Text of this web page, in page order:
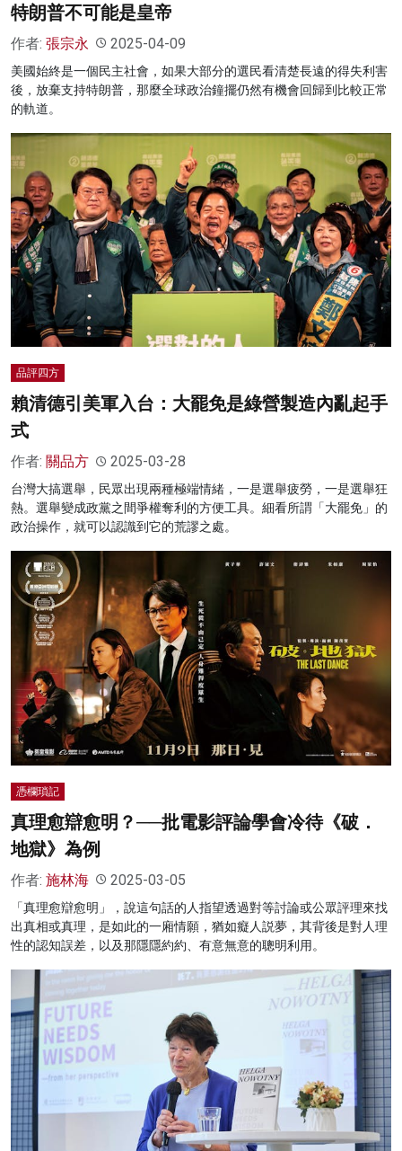
特朗普不可能是皇帝
作者: 張宗永 2025-04-09
美國始終是一個民主社會，如果大部分的選民看清楚長遠的得失利害
後，放棄支持特朗普，那麼全球政治鐘擺仍然有機會回歸到比較正常
的軌道。
品評四方
賴清德引美軍入台：大罷免是綠營製造內亂起手
式
作者: 關品方 2025-03-28
台灣大搞選舉，民眾出現兩種極端情緒，一是選舉疲勞，一是選舉狂
熱。選舉變成政黨之間爭權奪利的方便工具。細看所謂「大罷免」的
政治操作，就可以認識到它的荒謬之處。
憑欄瑣記
真理愈辯愈明？──批電影評論學會冷待《破．
地獄》為例
作者: 施林海 2025-03-05
「真理愈辯愈明」，說這句話的人指望透過對等討論或公眾評理來找
出真相或真理，是如此的一廂情願，猶如癡人説夢，其背後是對人理
性的認知誤差，以及那隱隱約約、有意無意的聰明利用。